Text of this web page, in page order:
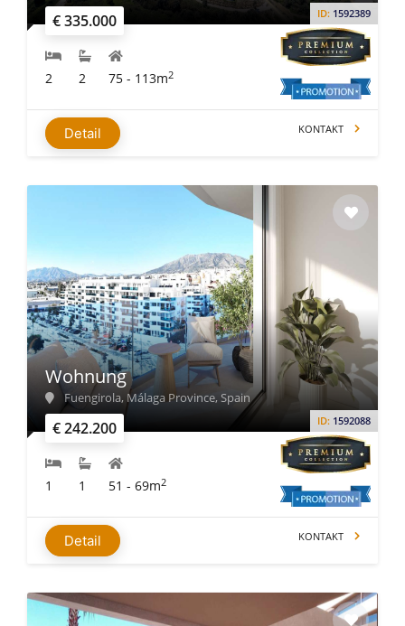
€ 335.000 ID: 1592389
2 2 75 - 113m2
Detail KONTAKT
€ 242.200 ID: 1592088
Wohnung
Fuengirola, Málaga Province, Spain
1 1 51 - 69m2
Detail KONTAKT